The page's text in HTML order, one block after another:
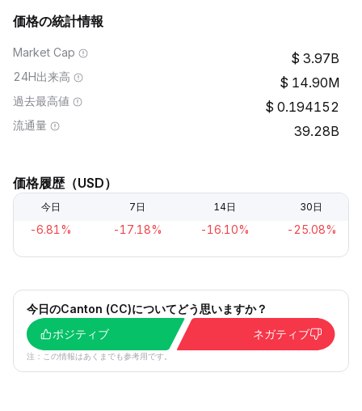
価格の統計情報
Market Cap 3.97B
24H出来高 14.90M
過去最高値 0.194152
流通量 39.28B
価格履歴（USD）
今日 7日 14日 30日
-6.81% -17.18% -16.10% -25.08%
今日のCanton (CC)についてどう思いますか？
ポジティブ
ネガティブ
注：この情報はあくまでも参考用です。